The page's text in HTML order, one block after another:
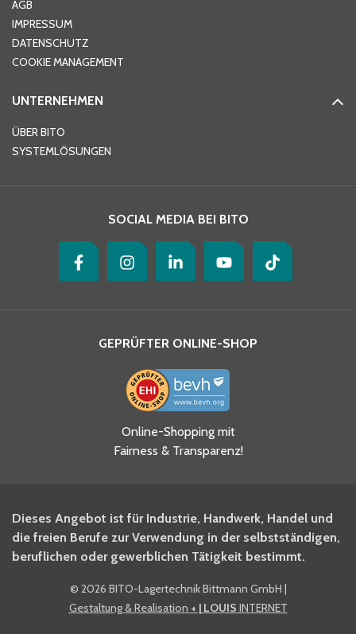
Telefon
Ja, ich habe die
Datenschutzhinweise gelesen
und akzeptiere diese.
BITO Newsletter Fachwissen
Intralogistiker anmelden.
Ja, ich möchte mich für den
BITO Shop-Newsletter
AGB
IMPRESSUM
DATENSCHUTZ
COOKIE MANAGEMENT
UNTERNEHMEN
ÜBER BITO
SYSTEMLÖSUNGEN
SOCIAL MEDIA BEI BITO
GEPRÜFTER ONLINE-SHOP
Online-Shopping mit
Fairness & Transparenz!
Dieses Angebot ist für Industrie, Handwerk, Handel und
die freien Berufe zur Verwendung in der selbstständigen,
beruflichen oder gewerblichen Tätigkeit bestimmt.
© 2026 BITO-Lagertechnik Bittmann GmbH |
Gestaltung & Realisation + | LOUIS INTERNET